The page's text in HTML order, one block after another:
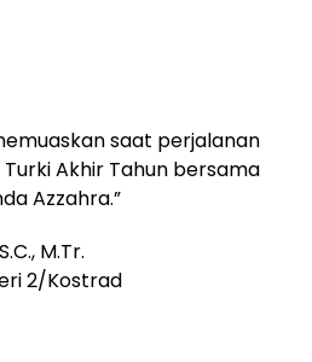
saat perjalanan
Akhir Tahun bersama
Azzahra.”
M.Tr.
2/Kostrad